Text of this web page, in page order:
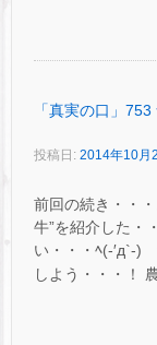
「真実の口」
投稿日: 2014年10月
前回の続き・・
牛”を紹介した・
い・・・ﾍ(-′д`-)
しよう・・・！